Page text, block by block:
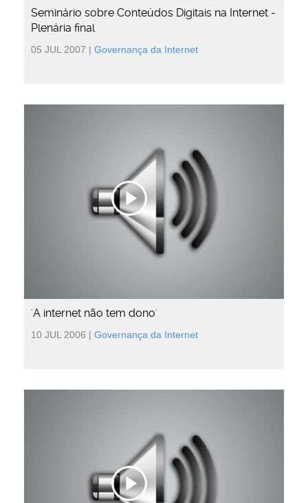
Seminário sobre Conteúdos Digitais na Internet -
Plenária final
05 JUL 2007 | Governança da Internet
'A internet não tem dono'
10 JUL 2006 | Governança da Internet